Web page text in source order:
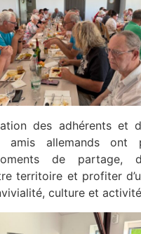
des adhérents et
amis allemands
de partage,
territoire et profiter
culture et